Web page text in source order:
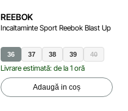
REEBOK
Incaltaminte Sport Reebok Blast Up
36 37 38 39 40
Livrare estimată: de la 1 oră
Adaugă in coș